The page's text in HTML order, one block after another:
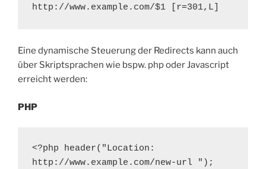
http://www.example.com/$1 [r=301,L]
Eine dynamische Steuerung der Redirects kann auch
über Skriptsprachen wie bspw. php oder Javascript
erreicht werden:
PHP
<?php header("Location:
http://www.example.com/new-url ");